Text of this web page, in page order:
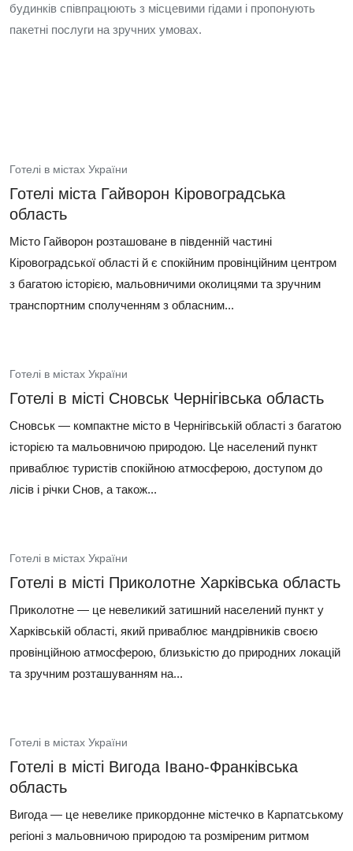
будинків співпрацюють з місцевими гідами і пропонують
пакетні послуги на зручних умовах.
Готелі в містах України
Готелі міста Гайворон Кіровоградська
область
Місто Гайворон розташоване в південній частині
Кіровоградської області й є спокійним провінційним центром
з багатою історією, мальовничими околицями та зручним
транспортним сполученням з обласним...
Готелі в містах України
Готелі в місті Сновськ Чернігівська область
Сновськ — компактне місто в Чернігівській області з багатою
історією та мальовничою природою. Це населений пункт
приваблює туристів спокійною атмосферою, доступом до
лісів і річки Снов, а також...
Готелі в містах України
Готелі в місті Приколотне Харківська область
Приколотне — це невеликий затишний населений пункт у
Харківській області, який приваблює мандрівників своєю
провінційною атмосферою, близькістю до природних локацій
та зручним розташуванням на...
Готелі в містах України
Готелі в місті Вигода Івано‑Франківська
область
Вигода — це невелике прикордонне містечко в Карпатському
регіоні з мальовничою природою та розміреним ритмом